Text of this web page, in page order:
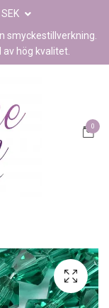
SEK
smyckestillverkning.
hög kvalitet.
0